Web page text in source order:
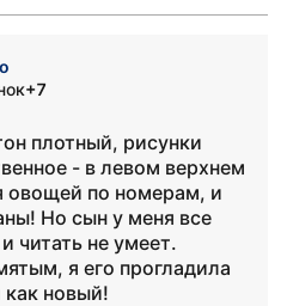
+7
плотный, рисунки
- в левом верхнем
овощей по номерам, и
Но сын у меня все
читать не умеет.
я его прогладила
новый!